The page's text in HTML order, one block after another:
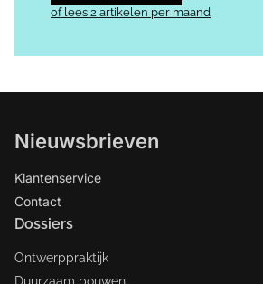
of lees 2 artikelen per maand
Nieuwsbrieven
Klantenservice
Contact
Dossiers
Ontwerppraktijk